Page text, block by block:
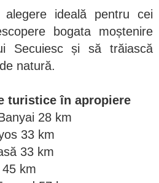
ideală pentru cei
bogata moștenire
Secuiesc și să trăiască
natură.
turistice în apropiere
28 km
33 km
33 km
km